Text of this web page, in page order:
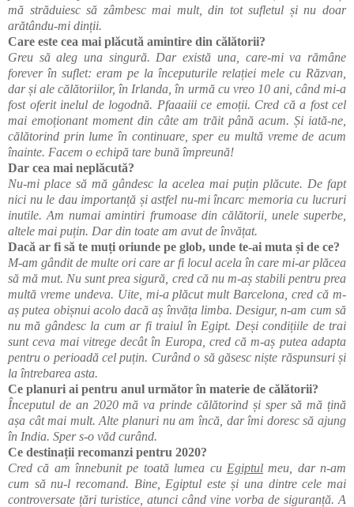
mă străduiesc să zâmbesc mai mult, din tot sufletul și nu doar
arătându-mi dinții.
Care este cea mai plăcută amintire din călătorii?
Greu să aleg una singură. Dar există una, care-mi va rămâne
forever în suflet: eram pe la începuturile relației mele cu Răzvan,
dar și ale călătoriilor, în Irlanda, în urmă cu vreo 10 ani, când mi-a
fost oferit inelul de logodnă. Pfaaaiii ce emoții. Cred că a fost cel
mai emoționant moment din câte am trăit până acum. Și iată-ne,
călătorind prin lume în continuare, sper eu multă vreme de acum
înainte. Facem o echipă tare bună împreună!
Dar cea mai neplăcută?
Nu-mi place să mă gândesc la acelea mai puțin plăcute. De fapt
nici nu le dau importanță și astfel nu-mi încarc memoria cu lucruri
inutile. Am numai amintiri frumoase din călătorii, unele superbe,
altele mai puțin. Dar din toate am avut de învățat.
Dacă ar fi să te muți oriunde pe glob, unde te-ai muta și de ce?
M-am gândit de multe ori care ar fi locul acela în care mi-ar plăcea
să mă mut. Nu sunt prea sigură, cred că nu m-aș stabili pentru prea
multă vreme undeva. Uite, mi-a plăcut mult Barcelona, cred că m-
aș putea obișnui acolo dacă aș învăța limba. Desigur, n-am cum să
nu mă gândesc la cum ar fi traiul în Egipt. Deși condițiile de trai
sunt ceva mai vitrege decât în Europa, cred că m-aș putea adapta
pentru o perioadă cel puțin. Curând o să găsesc niște răspunsuri și
la întrebarea asta.
Ce planuri ai pentru anul următor în materie de călătorii?
Începutul de an 2020 mă va prinde călătorind și sper să mă țină
așa cât mai mult. Alte planuri nu am încă, dar îmi doresc să ajung
în India. Sper s-o văd curând.
Ce destinații recomanzi pentru 2020?
Cred că am înnebunit pe toată lumea cu Egiptulmeu, dar n-am
cum să nu-l recomand. Bine, Egiptul este și una dintre cele mai
controversate țări turistice, atunci când vine vorba de siguranță. A